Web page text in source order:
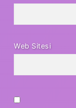
Web Sitesi